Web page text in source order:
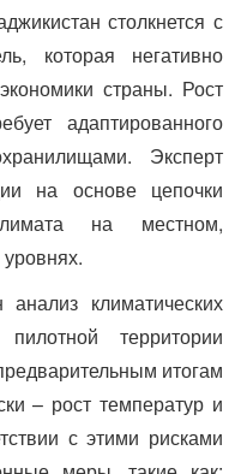
столкнется с
которая негативно
страны. Рост
адаптированного
Эксперт
на основе цепочки
на местном,
климатических
территории
итогам
– рост температур и
с этими рисками